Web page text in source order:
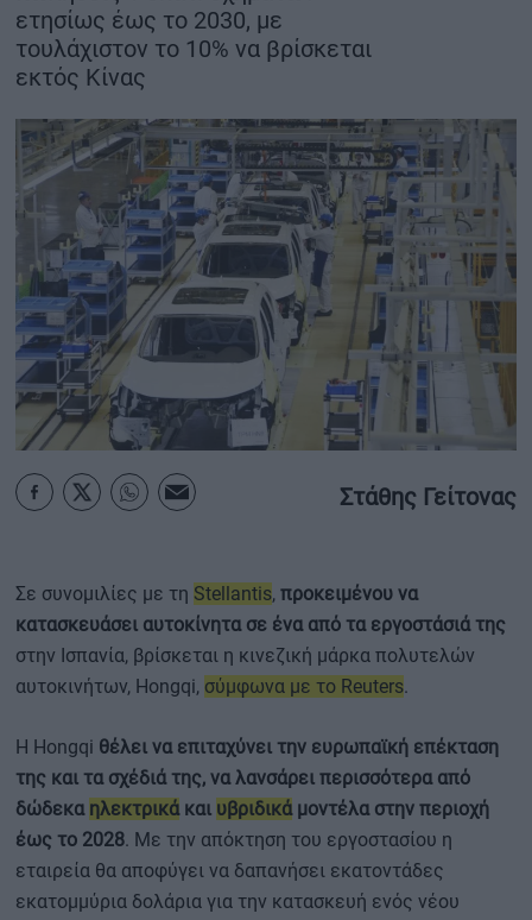
ΨΗΦΙΑΚΟΣ ΚΟΣΜΟΣ
ΟΙΚΟΝΟΜΙΑ - ΕΠΙΧΕΙΡΗΣΕΙΣ
MY PROPERTY
ΚΑΡΑΜΠΟΛΕΣ
ΟΡΟΙ ΧΡΗΣΗΣ
ΕΠΙΚΟΙΝΩΝΙΑ
ΤΑΥΤΟΤΗΤΑ
ετησίως έως το 2030, με
τουλάχιστον το 10% να βρίσκεται
εκτός Κίνας
Στάθης Γείτονας
Σε συνομιλίες με τη Stellantis, προκειμένου να
κατασκευάσει αυτοκίνητα σε ένα από τα εργοστάσιά της
στην Ισπανία, βρίσκεται η κινεζική μάρκα πολυτελών
αυτοκινήτων, Hongqi, σύμφωνα με το Reuters.
Η Hongqi θέλει να επιταχύνει την ευρωπαϊκή επέκταση
της και τα σχέδιά της, να λανσάρει περισσότερα από
δώδεκα ηλεκτρικάκαι υβριδικάμοντέλα στην περιοχή
έως το 2028. Με την απόκτηση του εργοστασίου η
εταιρεία θα αποφύγει να δαπανήσει εκατοντάδες
εκατομμύρια δολάρια για την κατασκευή ενός νέου